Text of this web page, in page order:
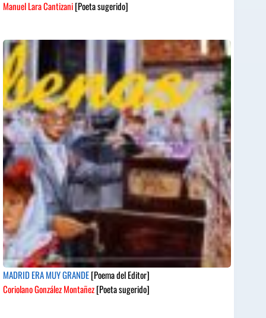
Manuel Lara Cantizani[Poeta sugerido]
MADRID ERA MUY GRANDE[Poema del Editor]
Coriolano González Montañez[Poeta sugerido]